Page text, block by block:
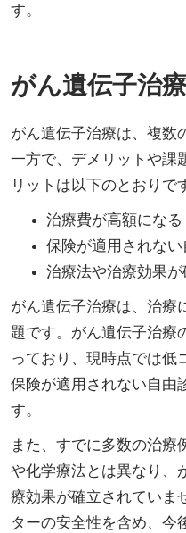
す。
がん遺伝子治
がん遺伝子治療は、複数
一方で、デメリットや課
リットは以下のとおりで
治療費が高額になる
保険が適用されな
治療法や治療効果
がん遺伝子治療は、治療
題です。がん遺伝子治療
っており、現時点では低
保険が適用されない自由
す。
また、すでに多数の治療
や化学療法とは異なり、
療効果が確立されていま
ターの安全性を含め、今